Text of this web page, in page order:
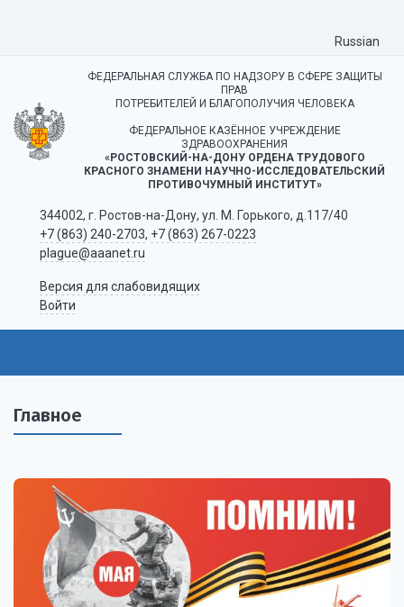
Russian
ФЕДЕРАЛЬНАЯ СЛУЖБА ПО НАДЗОРУ В СФЕРЕ ЗАЩИТЫ
ПРАВ
ПОТРЕБИТЕЛЕЙ И БЛАГОПОЛУЧИЯ ЧЕЛОВЕКА
ФЕДЕРАЛЬНОЕ КАЗЁННОЕ УЧРЕЖДЕНИЕ
ЗДРАВООХРАНЕНИЯ
«РОСТОВСКИЙ-НА-ДОНУ ОРДЕНА ТРУДОВОГО
КРАСНОГО ЗНАМЕНИ НАУЧНО-ИССЛЕДОВАТЕЛЬСКИЙ
ПРОТИВОЧУМНЫЙ ИНСТИТУТ»
344002, г. Ростов-на-Дону, ул. М. Горького, д.117/40
+7 (863) 240-2703, +7 (863) 267-0223
plague@aaanet.ru
Версия для слабовидящих
Войти
Главное